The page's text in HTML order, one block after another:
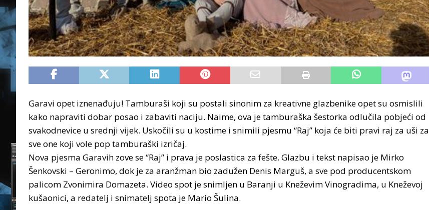
Garavi opet iznenađuju! Tamburaši koji su postali sinonim za kreativne glazbenike opet su osmislili
kako napraviti dobar posao i zabaviti naciju. Naime, ova je tamburaška šestorka odlučila pobjeći od
svakodnevice u srednji vijek. Uskočili su u kostime i snimili pjesmu “Raj” koja će biti pravi raj za uši za
sve one koji vole pop tamburaški izričaj.
Nova pjesma Garavih zove se “Raj” i prava je poslastica za fešte. Glazbu i tekst napisao je Mirko
Šenkovski – Geronimo, dok je za aranžman bio zadužen Denis Marguš, a sve pod producentskom
palicom Zvonimira Domazeta. Video spot je snimljen u Baranji u Kneževim Vinogradima, u Kneževoj
kušaonici, a redatelj i snimatelj spota je Mario Šulina.